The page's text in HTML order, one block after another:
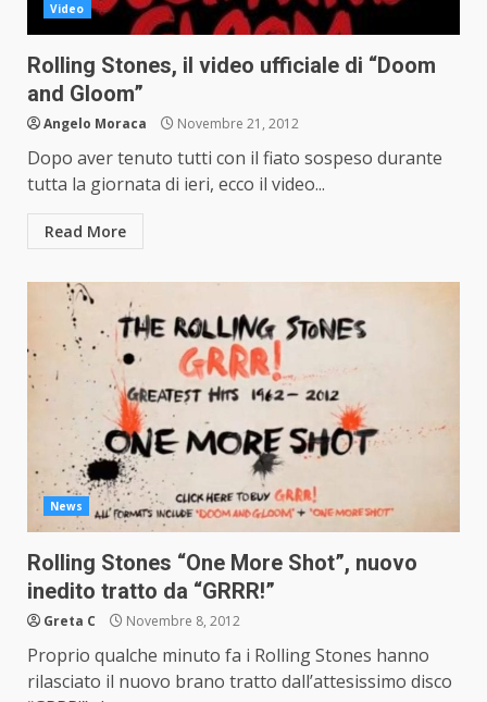
Video
Rolling Stones, il video ufficiale di “Doom
and Gloom”
Angelo Moraca Novembre 21, 2012
Dopo aver tenuto tutti con il fiato sospeso durante
tutta la giornata di ieri, ecco il video...
Read More
News
Rolling Stones “One More Shot”, nuovo
inedito tratto da “GRRR!”
Greta C Novembre 8, 2012
Proprio qualche minuto fa i Rolling Stones hanno
rilasciato il nuovo brano tratto dall’attesissimo disco